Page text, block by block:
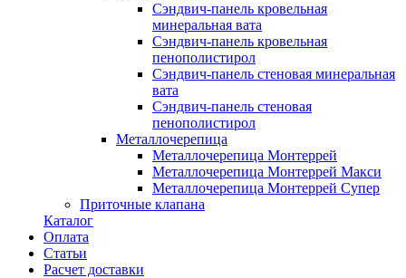
Сэндвич-панель кровельная
минеральная вата
Сэндвич-панель кровельная
пенополистирол
Сэндвич-панель стеновая минеральная
вата
Сэндвич-панель стеновая
пенополистирол
Металлочерепица
Металлочерепица Монтеррей
Металлочерепица Монтеррей Макси
Металлочерепица Монтеррей Супер
Приточные клапана
Каталог
Оплата
Статьи
Расчет доставки